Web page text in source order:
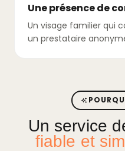
Une présence de
Un visage familier qui
un prestataire
Un service
fiable et